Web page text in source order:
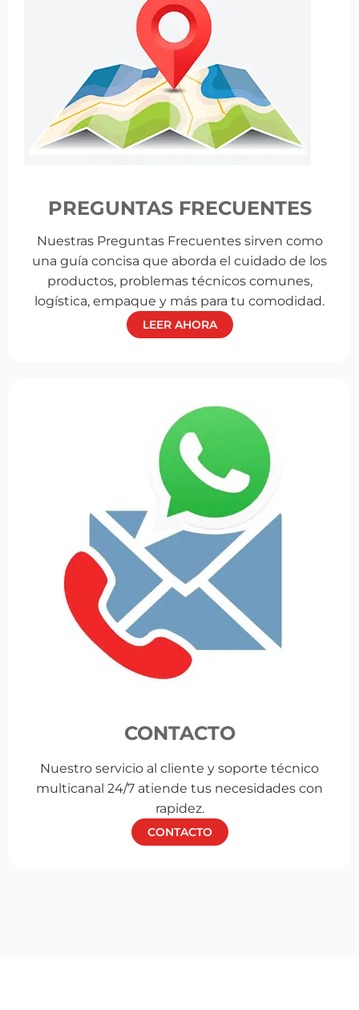
PREGUNTAS FRECUENTES
Nuestras Preguntas Frecuentes sirven como
una guía concisa que aborda el cuidado de los
productos, problemas técnicos comunes,
logística, empaque y más para tu comodidad.
LEER AHORA
CONTACTO
Nuestro servicio al cliente y soporte técnico
multicanal 24/7 atiende tus necesidades con
rapidez.
CONTACTO